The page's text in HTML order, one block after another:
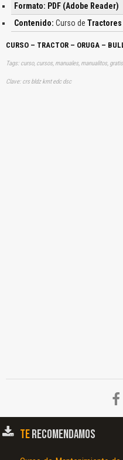
Formato: PDF (Adobe Reader)
Contenido: Curso de Tractores
CURSO – TRACTOR – ORUGA –
Clave: crs bldz kmt edc dsc
TERECOMENDAMOS